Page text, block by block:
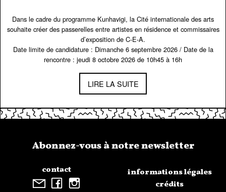
Dans le cadre du programme Kunhavigi, la Cité internationale des arts
souhaite créer des passerelles entre artistes en résidence et commissaires
d’exposition de C-E-A.
Date limite de candidature : Dimanche 6 septembre 2026 / Date de la
rencontre : jeudi 8 octobre 2026 de 10h45 à 16h
LIRE LA SUITE
contact
Abonnez-vous à notre newsletter
informations légales
crédits